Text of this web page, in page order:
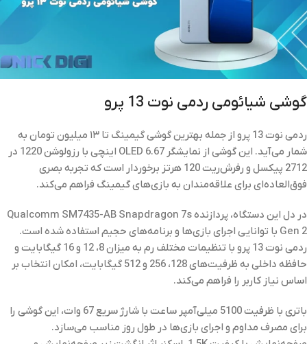
گوشی شیائومی ردمی نوت 13 پرو
ردمی نوت 13 پرو از جمله بهترین گوشی‌ گیمینگ تا ۱۳ میلیون تومان به
شمار می‌آید. این گوشی از نمایشگر OLED 6.67 اینچی با رزولوشن 1220 در
2712 پیکسل و رفرش‌ریت 120 هرتز برخوردار است که تجربه بصری
فوق‌العاده‌ای برای علاقه‌مندان به بازی‌های گیمینگ فراهم می‌کند.
در دل این دستگاه، پردازنده Qualcomm SM7435-AB Snapdragon 7s
Gen 2 با توانایی اجرای بازی‌ها و برنامه‌های حجیم استفاده شده است.
ردمی نوت 13 پرو با تنظیمات مختلف رم به میزان 8، 12 و 16 گیگابایت و
حافظه داخلی به ظرفیت‌های 128، 256 و 512 گیگابایت، امکان انتخاب بر
اساس نیاز کاربر را فراهم می‌کند.
باتری با ظرفیت 5100 میلی‌آمپر ساعت با شارژ سریع 67 وات، این گوشی را
برای مصرف مداوم و اجرای بازی‌ها در طول روز مناسب می‌سازد.